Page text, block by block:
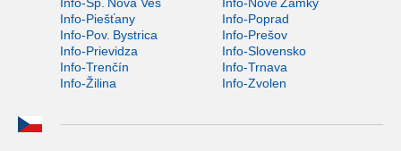
Info-Piešťany
Info-Poprad
Info-Pov. Bystrica
Info-Prešov
Info-Prievidza
Info-Slovensko
Info-Trenčín
Info-Trnava
Info-Žilina
Info-Zvolen